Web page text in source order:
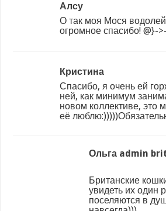
Алсу
О так моя Мося
огромное спасибо! @}-
Кристина
Спасибо, я очень ей
ней, как минимум
новом коллективе, это
её
Ольга admin
Британские
увидеть их один
поселяются в